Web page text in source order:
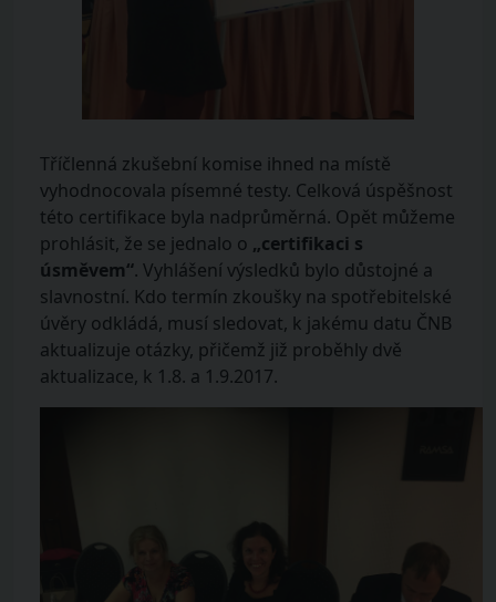
Tříčlenná zkušební komise ihned na místě
vyhodnocovala písemné testy. Celková úspěšnost
této certifikace byla nadprůměrná. Opět můžeme
prohlásit, že se jednalo o „certifikaci s
úsměvem“. Vyhlášení výsledků bylo důstojné a
slavnostní. Kdo termín zkoušky na spotřebitelské
úvěry odkládá, musí sledovat, k jakému datu ČNB
aktualizuje otázky, přičemž již proběhly dvě
aktualizace, k 1.8. a 1.9.2017.